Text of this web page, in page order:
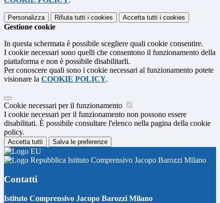
Personalizza Rifiuta tutti i cookies Accetta tutti i cookies
Gestione cookie
In questa schermata è possibile scegliere quali cookie consentire.
I cookie necessari sono quelli che consentono il funzionamento della
piattaforma e non è possibile disabilitarli.
Per conoscere quali sono i cookie necessari al funzionamento potete
visionare la COOKIE POLICY.
Cookie necessari per il funzionamento
I cookie necessari per il funzionamento non possono essere
disabilitati. È possibile consultare l'elenco nella pagina della cookie
policy.
Accetta tutti Salva le preferenze
Istituto Comprensivo Jacopo Barozzi Milano
Contatti
Istituto Comprensivo Jacopo Barozzi Milano